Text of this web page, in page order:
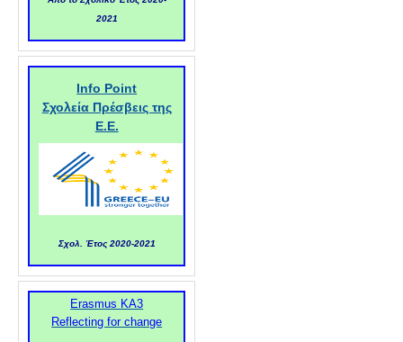
2021
Info Point
Σχολεία Πρέσβεις της
Ε.Ε.
Σχολ. Έτος 2020-2021
Erasmus KA3
Reflecting for change